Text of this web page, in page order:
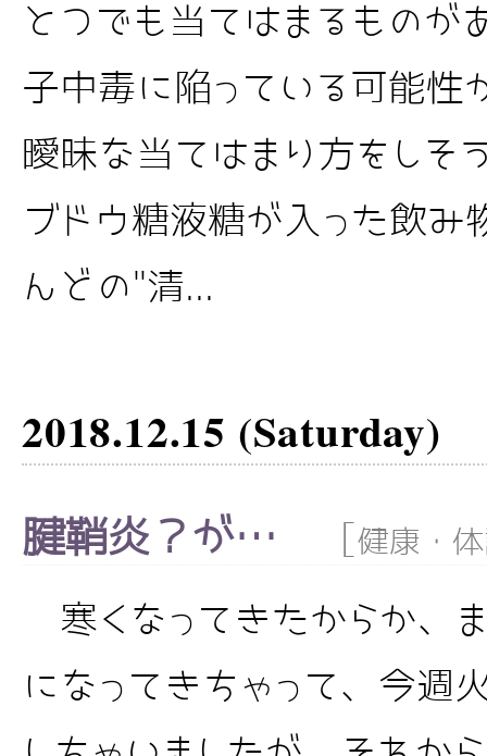
とつでも当てはまるものが
子中毒に陥っている可能性
曖昧な当てはまり方をしそ
ブドウ糖液糖が入った飲み
んどの"清...
2018.12.15 (Saturday)
腱鞘炎？が… 健康・
寒くなってきたからか、
になってきちゃって、今週